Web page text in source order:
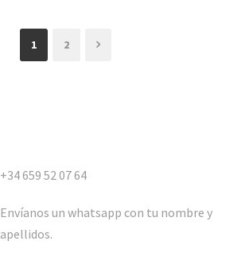
1 2
+34 659 52 07 64
Envíanos un whatsapp con tu nombre y
apellidos.